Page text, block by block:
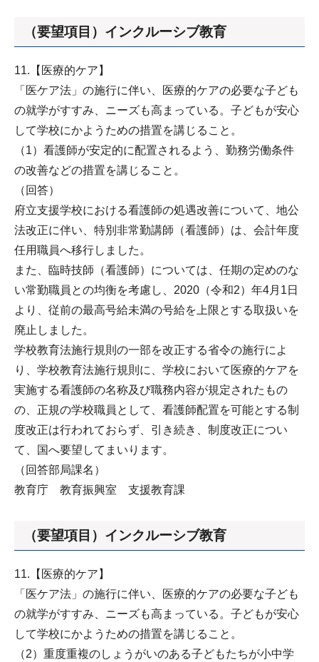
（要望項目）インクルーシブ教育
11.【医療的ケア】
「医ケア法」の施行に伴い、医療的ケアの必要な子ども
の就学がすすみ、ニーズも高まっている。子どもが安心
して学校にかようための措置を講じること。
（1）看護師が安定的に配置されるよう、勤務労働条件
の改善などの措置を講じること。
（回答）
府立支援学校における看護師の処遇改善について、地公
法改正に伴い、特別非常勤講師（看護師）は、会計年度
任用職員へ移行しました。
また、臨時技師（看護師）については、任期の定めのな
い常勤職員との均衡を考慮し、2020（令和2）年4月1日
より、従前の最高号給未満の号給を上限とする取扱いを
廃止しました。
学校教育法施行規則の一部を改正する省令の施行によ
り、学校教育法施行規則に、学校において医療的ケアを
実施する看護師の名称及び職務内容が規定されたもの
の、正規の学校職員として、看護師配置を可能とする制
度改正は行われておらず、引き続き、制度改正につい
て、国へ要望してまいります。
（回答部局課名）
教育庁 教育振興室 支援教育課
（要望項目）インクルーシブ教育
11.【医療的ケア】
「医ケア法」の施行に伴い、医療的ケアの必要な子ども
の就学がすすみ、ニーズも高まっている。子どもが安心
して学校にかようための措置を講じること。
（2）重度重複のしょうがいのある子どもたちが小中学